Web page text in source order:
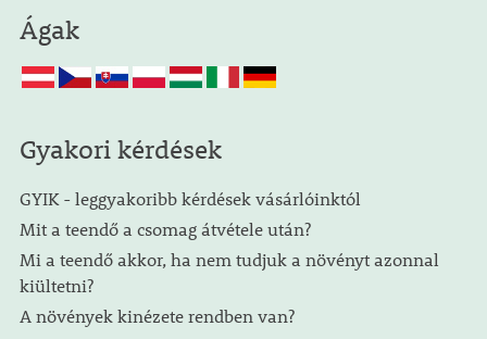
Ágak
Gyakori kérdések
GYIK - leggyakoribb kérdések vásárlóinktól
Mit a teendő a csomag átvétele után?
Mi a teendő akkor, ha nem tudjuk a növényt azonnal
kiültetni?
A növények kinézete rendben van?